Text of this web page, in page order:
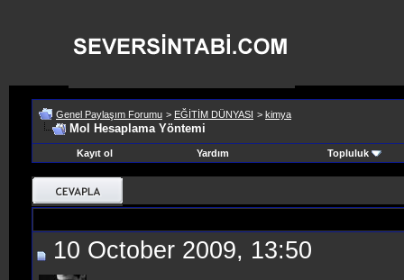
Genel Paylaşım Forumu > EĞİTİM DÜNYASI > kimya
Mol Hesaplama Yöntemi
Kayıt ol Yardım Topluluk
10 October 2009, 13:50